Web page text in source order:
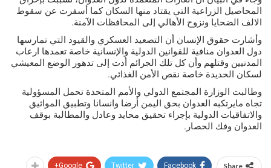
المحاصيل الزراعية التي يقتاد منها السكان كما أسفرت عن سقوط
الالف الضحايا ونزوح الأهالي إلى المحافظات الآمنة.
وأشارت حقوق الإنسان أن التصعيد العسكري والقيود التي تمارسها
دول العدوان منافية للقوانين الدولية والإنسانية خاصة تعمدها ارعاب
المدنيين وقتلهم وأن كل تلك الجرائم أدت إلى تدهور الوضع المعيشي
لسكان الحديدة خاصة نقص الأمن الغذائي.
وطالبت الوزارة المجتمع الدولي والأمم المتحدة تحمل المسؤولية
تجاه مايرتكبه العدوان بحق اليمن أرضا وانسانا وتطبيق المواثيق
والاتفاقيات الدولية بإجراء تحقيق محايد وعادل والمطالبة بوقف
العدوان وفك الحصار.
Share
Facebook
Twitter
Google+